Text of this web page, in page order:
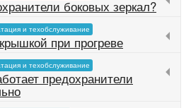
боковых зеркал?
и техобслуживание
при прогреве
и техобслуживание
предохранители